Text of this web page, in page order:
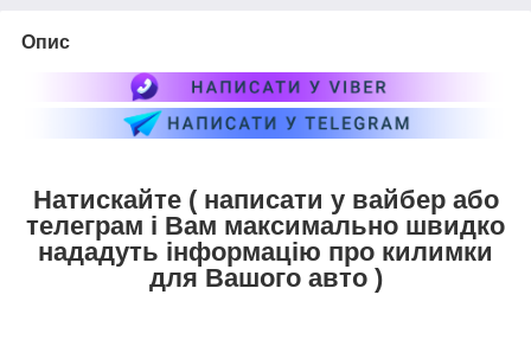
Опис
Натискайте ( написати у вайбер або
телеграм і Вам максимально швидко
нададуть інформацію про килимки
для Вашого авто )